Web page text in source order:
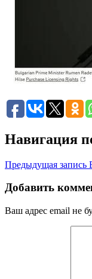
Навигация
Предыдущая запись
Добавить
Ваш адрес email не